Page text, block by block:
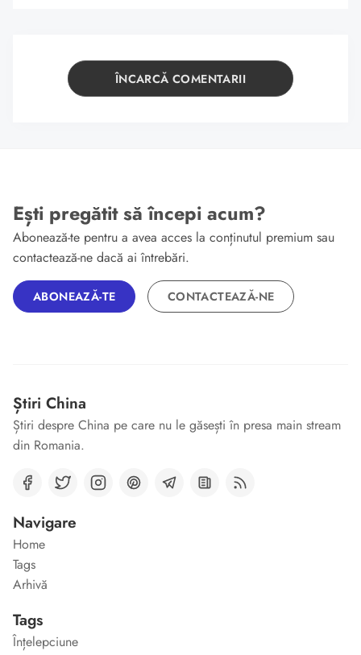
ÎNCARCĂ COMENTARII
Ești pregătit să începi acum?
Abonează-te pentru a avea acces la conținutul premium sau
contactează-ne dacă ai întrebări.
ABONEAZĂ-TE CONTACTEAZĂ-NE
Știri China
Știri despre China pe care nu le găsești în presa main stream
din Romania.
Navigare
Home
Tags
Arhivă
Tags
Înțelepciune